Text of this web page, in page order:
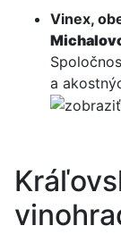
Vinex,
a